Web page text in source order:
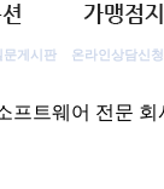
문게시판 온라인상담신청
프트웨어 전문 회